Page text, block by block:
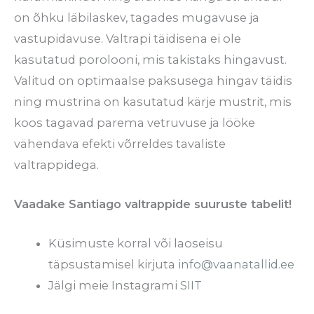
on õhku läbilaskev, tagades mugavuse ja
vastupidavuse. Valtrapi täidisena ei ole
kasutatud porolooni, mis takistaks hingavust.
Valitud on optimaalse paksusega hingav täidis
ning mustrina on kasutatud kärje mustrit, mis
koos tagavad parema vetruvuse ja lööke
vähendava efekti võrreldes tavaliste
valtrappidega.
Vaadake Santiago valtrappide suuruste tabelit!
Küsimuste korral või laoseisu
täpsustamisel kirjuta info@vaanatallid.ee
Jälgi meie InstagramiSIIT